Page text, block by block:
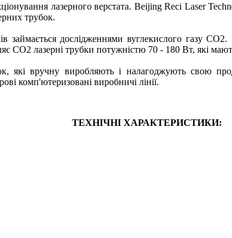
лазерного верстата. Beijing Reci Laser
трубок.
дослідженнями вуглекислого газу
CO2 лазерні трубки потужністю 70 - 180 Вт, які
які вручну виробляють і налагоджують свою
комп'ютеризовані виробничі лінії.
ТЕХНІЧНІ ХАРАКТЕРИСТИКИ: